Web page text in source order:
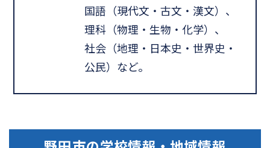
国語（現代文・古文・漢文）、
理科（物理・生物・化学）、
社会（地理・日本史・世界史・
公民）など。